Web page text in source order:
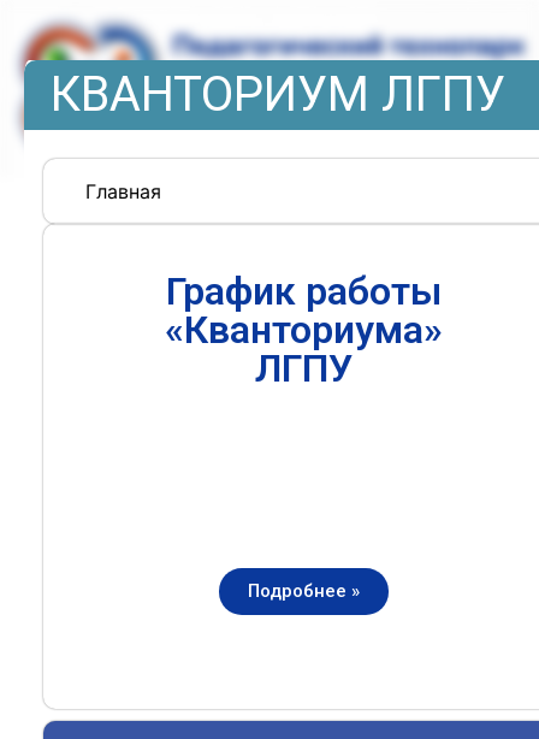
КВАНТОРИУМ ЛГПУ
Главная
График работы
«Кванториума»
ЛГПУ
Подробнее »